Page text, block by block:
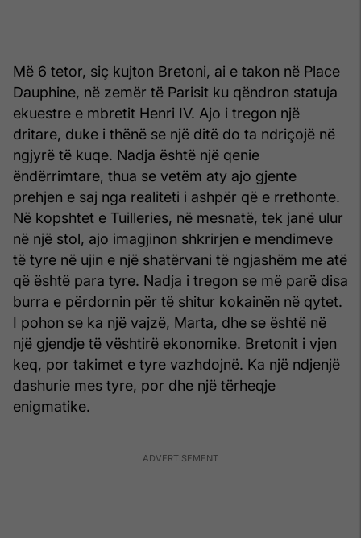
Më 6 tetor, siç kujton Bretoni, ai e takon në Place
Dauphine, në zemër të Parisit ku qëndron statuja
ekuestre e mbretit Henri IV. Ajo i tregon një
dritare, duke i thënë se një ditë do ta ndriçojë në
ngjyrë të kuqe. Nadja është një qenie
ëndërrimtare, thua se vetëm aty ajo gjente
prehjen e saj nga realiteti i ashpër që e rrethonte.
Në kopshtet e Tuilleries, në mesnatë, tek janë ulur
në një stol, ajo imagjinon shkrirjen e mendimeve
të tyre në ujin e një shatërvani të ngjashëm me atë
që është para tyre. Nadja i tregon se më parë disa
burra e përdornin për të shitur kokainën në qytet.
I pohon se ka një vajzë, Marta, dhe se është në
një gjendje të vështirë ekonomike. Bretonit i vjen
keq, por takimet e tyre vazhdojnë. Ka një ndjenjë
dashurie mes tyre, por dhe një tërheqje
enigmatike.